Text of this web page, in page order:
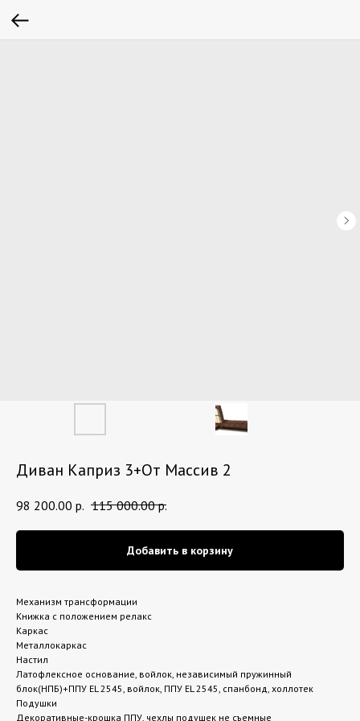
Диван Каприз 3+От Массив 2
98 200.00 р. 115 000.00 р.
Добавить в корзину
Механизм трансформации
Книжка с положением релакс
Каркас
Металлокаркас
Настил
Латофлексное основание, войлок, независимый пружинный
блок(НПБ)+ППУ EL 2545, войлок, ППУ EL 2545, спанбонд, холлотек
Подушки
Декоративные-крошка ППУ, чехлы подушек не съемные